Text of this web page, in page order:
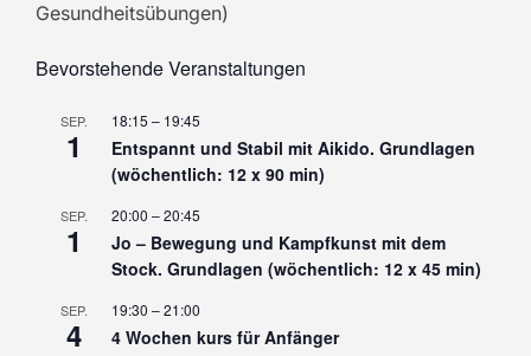
Gesundheitsübungen)
Bevorstehende Veranstaltungen
SEP.
1
18:15 – 19:45
Entspannt und Stabil mit Aikido. Grundlagen
(wöchentlich: 12 x 90 min)
SEP.
1
20:00 –20:45
Jo – Bewegung und Kampfkunst mit dem
Stock. Grundlagen (wöchentlich: 12 x 45 min)
SEP.
4
19:30 –21:00
4 Wochen kurs für Anfänger